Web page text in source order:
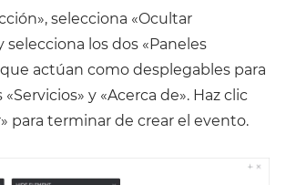
selecciona «Ocultar
selecciona los dos «Paneles
actúan como desplegables para
«Servicios» y «Acerca de». Haz clic
para terminar de crear el evento.